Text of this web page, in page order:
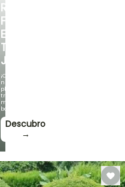
RINCÓN
FRESCO
EN
TU
JARDÍN
¡Con
nuestras
plantas
trepadoras
más
bonitas!
Descubro
→